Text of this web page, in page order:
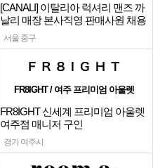
[CANALI] 이탈리아 럭셔리 맨즈 까
날리 매장 본사직영 판매사원 채용
서울 중구
FR8IGHT / 여주 프리미엄 아울렛
FR8IGHT 신세계 프리미엄 아울렛
여주점 매니저 구인
경기 여주시